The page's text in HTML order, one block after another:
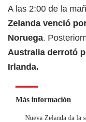
A las 2:00 de la
Zelanda venció
Noruega.
Australia derrotó
Irlanda.
Más información
Nueva Zelanda da la